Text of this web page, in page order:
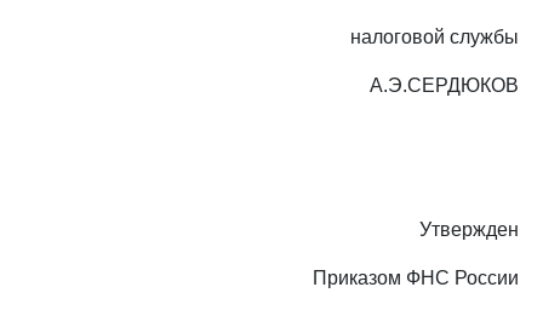
налоговой службы
А.Э.СЕРДЮКОВ
Утвержден
Приказом ФНС России